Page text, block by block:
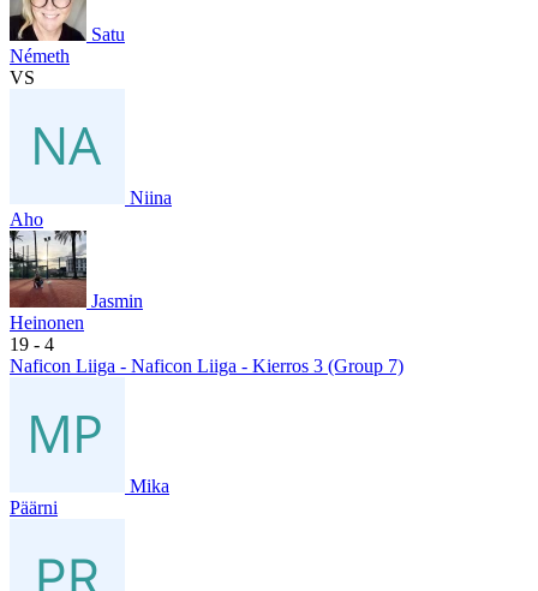
Satu
Németh
VS
Niina
Aho
Jasmin
Heinonen
19 - 4
Naficon Liiga - Naficon Liiga - Kierros 3 (Group 7)
Mika
Päärni